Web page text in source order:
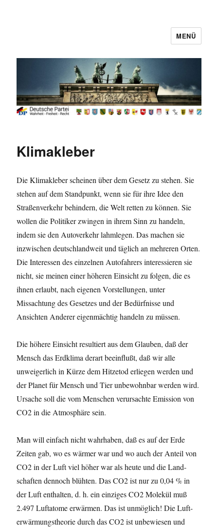
MENÜ
Klimakleber
Die Klimakleber scheinen über dem Gesetz zu stehen. Sie
stehen auf dem Standpunkt, wenn sie für ihre Idee den
Straßenverkehr behindern, die Welt retten zu können. Sie
wollen die Politiker zwingen in ihrem Sinn zu handeln,
indem sie den Autoverkehr lahmlegen. Das machen sie
inzwischen deutschlandweit und täglich an mehreren Orten.
Die Interessen des einzelnen Autofahrers interessieren sie
nicht, sie meinen einer höheren Einsicht zu folgen, die es
ihnen erlaubt, nach eigenen Vorstellungen, unter
Missachtung des Gesetzes und der Bedürfnisse und
Ansichten Anderer eigenmächtig handeln zu müssen.
Die höhere Einsicht resultiert aus dem Glauben, daß der
Mensch das Erdklima derart beeinflußt, daß wir alle
unweigerlich in Kürze dem Hitzetod erliegen werden und
der Planet für Mensch und Tier unbewohnbar werden wird.
Ursache soll die vom Menschen verursachte Emission von
CO2 in die Atmosphäre sein.
Man will einfach nicht wahrhaben, daß es auf der Erde
Zeiten gab, wo es wärmer war und wo auch der Anteil von
CO2 in der Luft viel höher war als heute und die Land-
schaften dennoch blühten. Das CO2 ist nur zu 0,04 % in
der Luft enthalten, d. h. ein einziges CO2 Molekül muß
2.497 Luftatome erwärmen. Das ist unmöglich! Die Luft-
erwärmungstheorie durch das CO2 ist unbewiesen und